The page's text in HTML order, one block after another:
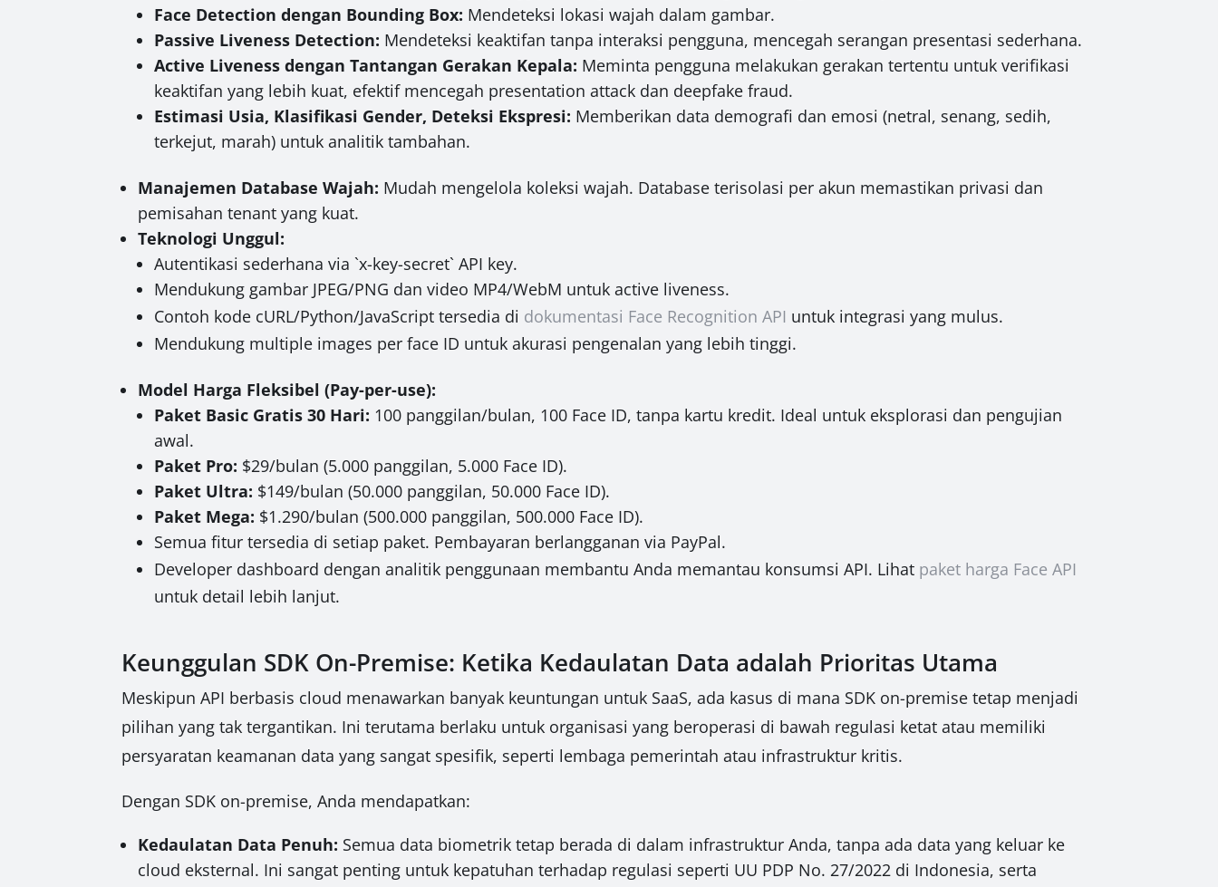
Face Detection dengan Bounding Box: Mendeteksi lokasi wajah dalam gambar.
Passive Liveness Detection: Mendeteksi keaktifan tanpa interaksi pengguna, mencegah serangan presentasi sederhana.
Active Liveness dengan Tantangan Gerakan Kepala: Meminta pengguna melakukan gerakan tertentu untuk verifikasi
keaktifan yang lebih kuat, efektif mencegah presentation attack dan deepfake fraud.
Estimasi Usia, Klasifikasi Gender, Deteksi Ekspresi: Memberikan data demografi dan emosi (netral, senang, sedih,
terkejut, marah) untuk analitik tambahan.
Manajemen Database Wajah: Mudah mengelola koleksi wajah. Database terisolasi per akun memastikan privasi dan
pemisahan tenant yang kuat.
Teknologi Unggul:
Autentikasi sederhana via `x-key-secret` API key.
Mendukung gambar JPEG/PNG dan video MP4/WebM untuk active liveness.
Contoh kode cURL/Python/JavaScript tersedia di dokumentasi Face Recognition API untuk integrasi yang mulus.
Mendukung multiple images per face ID untuk akurasi pengenalan yang lebih tinggi.
Model Harga Fleksibel (Pay-per-use):
Paket Basic Gratis 30 Hari: 100 panggilan/bulan, 100 Face ID, tanpa kartu kredit. Ideal untuk eksplorasi dan pengujian
awal.
Paket Pro: $29/bulan (5.000 panggilan, 5.000 Face ID).
Paket Ultra: $149/bulan (50.000 panggilan, 50.000 Face ID).
Paket Mega: $1.290/bulan (500.000 panggilan, 500.000 Face ID).
Semua fitur tersedia di setiap paket. Pembayaran berlangganan via PayPal.
Developer dashboard dengan analitik penggunaan membantu Anda memantau konsumsi API. Lihat paket harga Face API
untuk detail lebih lanjut.
Keunggulan SDK On-Premise: Ketika Kedaulatan Data adalah Prioritas Utama
Meskipun API berbasis cloud menawarkan banyak keuntungan untuk SaaS, ada kasus di mana SDK on-premise tetap menjadi
pilihan yang tak tergantikan. Ini terutama berlaku untuk organisasi yang beroperasi di bawah regulasi ketat atau memiliki
persyaratan keamanan data yang sangat spesifik, seperti lembaga pemerintah atau infrastruktur kritis.
Dengan SDK on-premise, Anda mendapatkan:
Kedaulatan Data Penuh: Semua data biometrik tetap berada di dalam infrastruktur Anda, tanpa ada data yang keluar ke
cloud eksternal. Ini sangat penting untuk kepatuhan terhadap regulasi seperti UU PDP No. 27/2022 di Indonesia, serta